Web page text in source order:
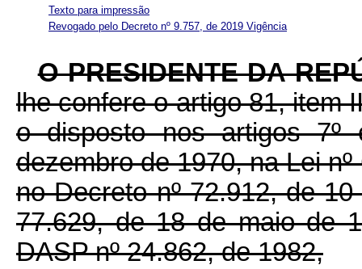
Texto para impressão
Revogado pelo Decreto nº 9.757, de 2019 Vigência
O PRESIDENTE DA
lhe confere o artigo 81, item
o disposto nos artigos
dezembro de 1970, na Lei
no Decreto nº 72.912, de
77.629, de 18 de maio de
DASP nº 24.862, de 1982,